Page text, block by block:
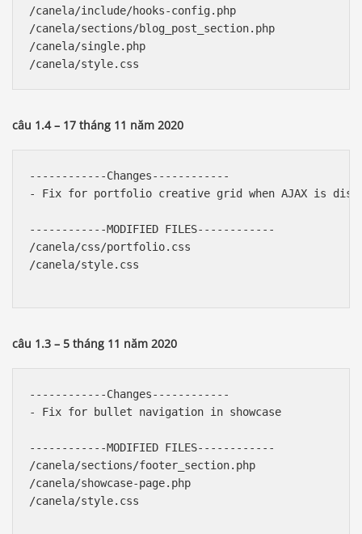
/canela/include/hooks-config.php
/canela/sections/blog_post_section.php
/canela/single.php
câu 1.4 – 17 tháng 11 năm 2020
------------Changes------------
- Fix for portfolio creative grid when AJAX is
------------MODIFIED FILES------------
/canela/css/portfolio.css
/canela/style.css
câu 1.3 – 5 tháng 11 năm 2020
------------Changes------------
- Fix for bullet navigation in showcase
------------MODIFIED FILES------------
/canela/sections/footer_section.php
/canela/showcase-page.php
/canela/style.css